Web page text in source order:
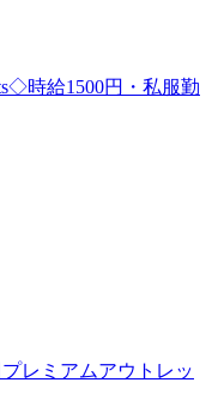
時給1500円・私服勤
レミアムアウトレッ